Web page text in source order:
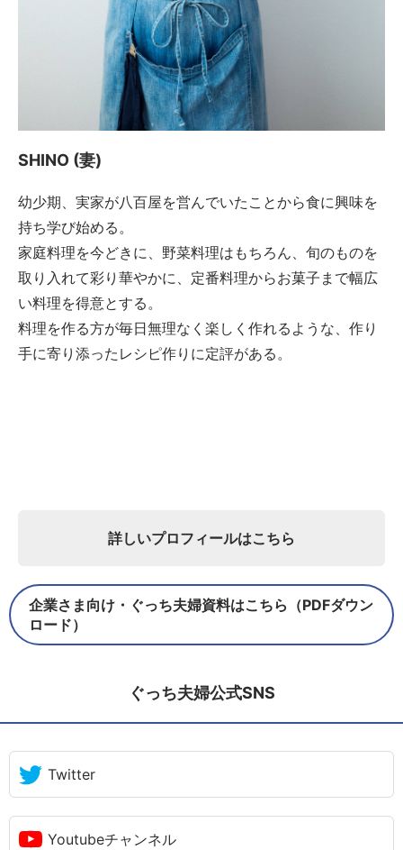
SHINO (妻)
幼少期、実家が八百屋を営んでいたことから食に興味を
持ち学び始める。
家庭料理を今どきに、野菜料理はもちろん、旬のものを
取り入れて彩り華やかに、定番料理からお菓子まで幅広
い料理を得意とする。
料理を作る方が毎日無理なく楽しく作れるような、作り
手に寄り添ったレシピ作りに定評がある。
詳しいプロフィールはこちら
企業さま向け・ぐっち夫婦資料はこちら（PDFダウン
ロード）
ぐっち夫婦公式SNS
Twitter
Youtubeチャンネル